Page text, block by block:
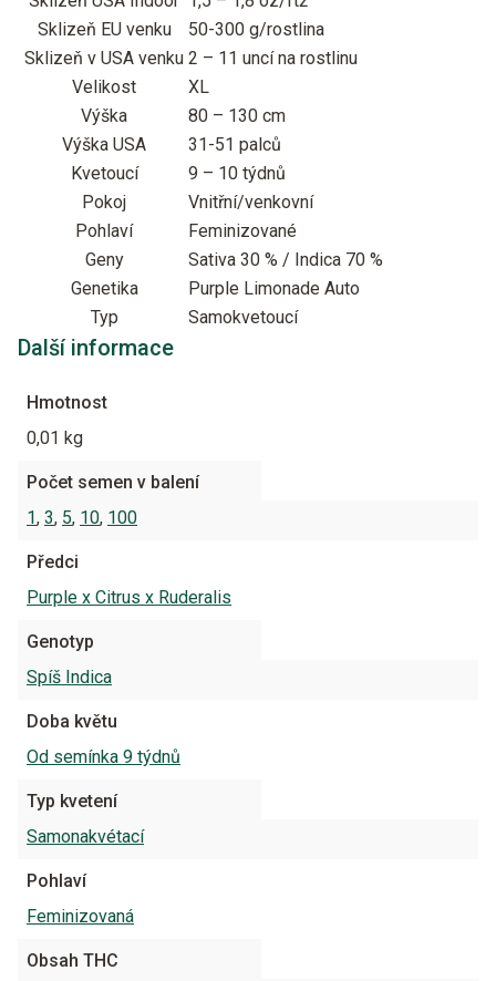
Sklizeň EU venku
50-300 g/rostlina
Sklizeň v USA venku 2 – 11 uncí na rostlinu
Velikost
XL
Výška
80 – 130 cm
Výška USA
31-51 palců
Kvetoucí
9 – 10 týdnů
Pokoj
Vnitřní/venkovní
Pohlaví
Feminizované
Geny
Sativa 30 % / Indica 70 %
Genetika
Purple Limonade Auto
Typ
Samokvetoucí
Další informace
Hmotnost
0,01 kg
Počet semen v balení
1, 3, 5, 10, 100
Předci
Purple x Citrus x Ruderalis
Genotyp
Spíš Indica
Doba květu
Od semínka 9 týdnů
Typ kvetení
Samonakvétací
Pohlaví
Feminizovaná
Obsah THC